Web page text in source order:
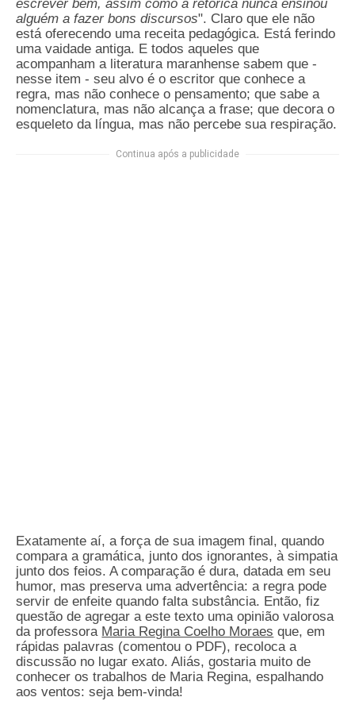
escrever bem, assim como a retórica nunca ensinou
alguém a fazer bons discursos". Claro que ele não
está oferecendo uma receita pedagógica. Está ferindo
uma vaidade antiga. E todos aqueles que
acompanham a literatura maranhense sabem que -
nesse item - seu alvo é o escritor que conhece a
regra, mas não conhece o pensamento; que sabe a
nomenclatura, mas não alcança a frase; que decora o
esqueleto da língua, mas não percebe sua respiração.
Continua após a publicidade
Exatamente aí, a força de sua imagem final, quando
compara a gramática, junto dos ignorantes, à simpatia
junto dos feios. A comparação é dura, datada em seu
humor, mas preserva uma advertência: a regra pode
servir de enfeite quando falta substância. Então, fiz
questão de agregar a este texto uma opinião valorosa
da professora Maria Regina Coelho Moraes que, em
rápidas palavras (comentou o PDF), recoloca a
discussão no lugar exato. Aliás, gostaria muito de
conhecer os trabalhos de Maria Regina, espalhando
aos ventos:seja bem-vinda!